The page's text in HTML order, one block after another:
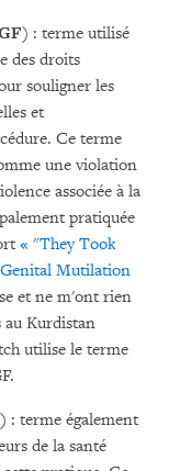
) : terme utilisé
des droits
souligner les
et
Ce terme
une violation
associée à la
pratiquée
« "They Took
Mutilation
et ne m'ont rien
Kurdistan
utilise le terme
: terme également
de la santé